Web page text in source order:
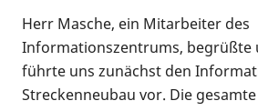
Herr Masche, ein Mitarbeiter des
Informationszentrums, begrüßte
führte uns zunächst den
Streckenneubau vor. Die